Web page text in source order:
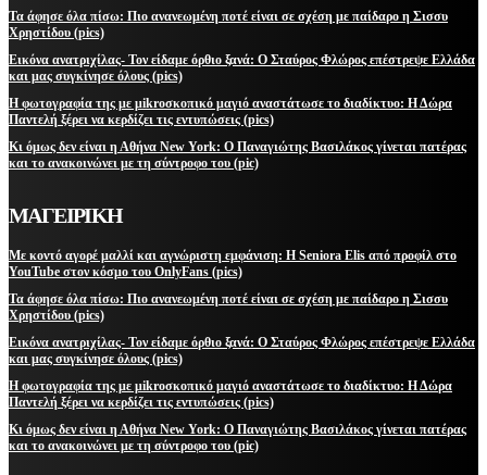
Τα άφησε όλα πίσω: Πιο ανανεωμένη ποτέ είναι σε σχέση με παίδαρο η Σισσυ
Χρηστίδου (pics)
Εικόνα ανατριχίλας- Τον είδαμε όρθιο ξανά: Ο Σταύρος Φλώρος επέστρεψε Ελλάδα
και μας συγκίνησε όλους (pics)
Η φωτογραφία της με μikroσκοπικό μαγιό αναστάτωσε το διαδίκτυο: Η Δώρα
Παντελή ξέρει να κερδίζει τις εντυπώσεις (pics)
Κι όμως δεν είναι η Αθήνα New York: Ο Παναγιώτης Βασιλάκος γίνεται πατέρας
και το ανακοινώνει με τη σύντροφο του (pic)
ΜΑΓΕΙΡΙΚΗ
Με κοντό αγορέ μαλλί και αγνώριστη εμφάνιση: Η Seniora Elis από προφίλ στο
YouTube στον κόσμο του OnlyFans (pics)
Τα άφησε όλα πίσω: Πιο ανανεωμένη ποτέ είναι σε σχέση με παίδαρο η Σισσυ
Χρηστίδου (pics)
Εικόνα ανατριχίλας- Τον είδαμε όρθιο ξανά: Ο Σταύρος Φλώρος επέστρεψε Ελλάδα
και μας συγκίνησε όλους (pics)
Η φωτογραφία της με μikroσκοπικό μαγιό αναστάτωσε το διαδίκτυο: Η Δώρα
Παντελή ξέρει να κερδίζει τις εντυπώσεις (pics)
Κι όμως δεν είναι η Αθήνα New York: Ο Παναγιώτης Βασιλάκος γίνεται πατέρας
και το ανακοινώνει με τη σύντροφο του (pic)